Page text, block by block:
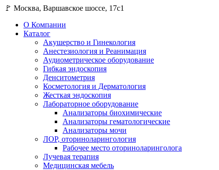
🚩 Москва, Варшавское шоссе, 17с1
О Компании
Каталог
Акушерство и Гинекология
Анестезиология и Реанимация
Аудиометрическое оборудование
Гибкая эндоскопия
Денситометрия
Косметология и Дерматология
Жесткая эндоскопия
Лабораторное оборудование
Анализаторы биохимические
Анализаторы гематологические
Анализаторы мочи
ЛОР, оториноларингология
Рабочее место оториноларинголога
Лучевая терапия
Медицинская мебель